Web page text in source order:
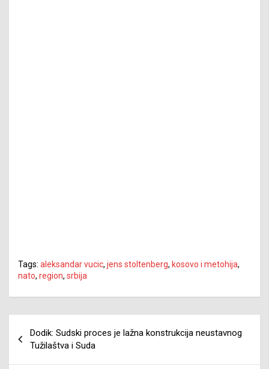
Tags: aleksandar vucic, jens stoltenberg, kosovo i metohija,
nato, region, srbija
članaka
Dodik: Sudski proces je lažna konstrukcija neustavnog
Tužilaštva i Suda